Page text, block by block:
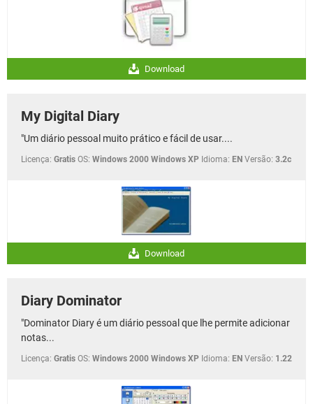
Download
My Digital Diary
"Um diário pessoal muito prático e fácil de usar....
Licença: Gratis OS: Windows 2000 Windows XP Idioma: EN Versão: 3.2c
Download
Diary Dominator
"Dominator Diary é um diário pessoal que lhe permite adicionar
notas...
Licença: Gratis OS: Windows 2000 Windows XP Idioma: EN Versão: 1.22